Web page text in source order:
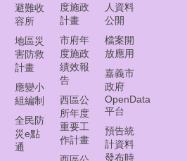
避難收
容所
地區災
害防救
計畫
應變小
組編制
全民防
災e點
通
度施政
計畫
市府年
度施政
績效報
告
西區公
所年度
重要工
作計畫
人資料
公開
檔案開
放應用
嘉義市
政府
OpenData
平台
預告統
計資料
發布時